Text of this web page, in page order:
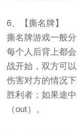
6、【撕名牌】
撕名牌游戏一般
每个人后背上都
战开始，双方可
伤害对方的情况
胜利者；如果途
（out）。